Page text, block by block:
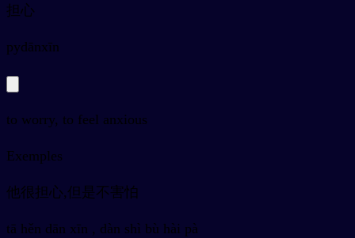
担心
pydānxīn
to worry, to feel anxious
Exemples
他很担心,但是不害怕
tā hěn dān xīn , dàn shì bù hài pà